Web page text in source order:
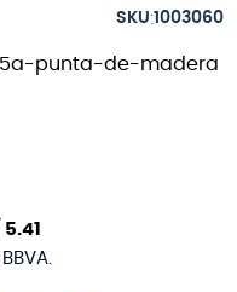
:1003060
5.41